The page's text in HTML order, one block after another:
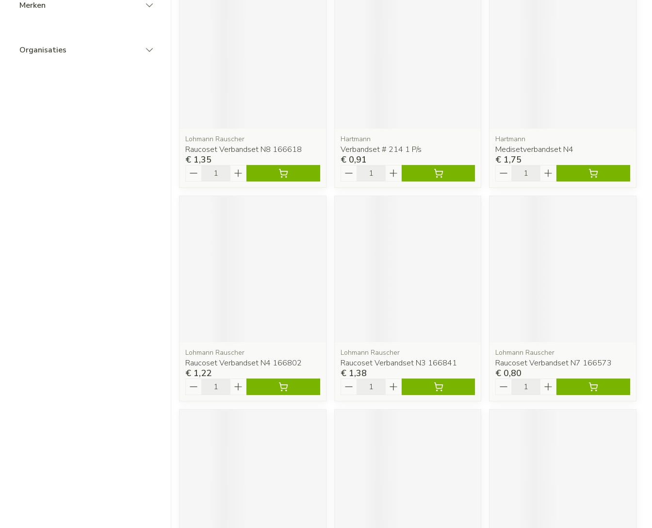
Merken
Organisaties
Lohmann Rauscher
Raucoset Verbandset N8 166618
€ 1,35
Hartmann
Verbandset # 214 1 P/s
€ 0,91
Hartmann
Medisetverbandset N4
€ 1,75
Lohmann Rauscher
Raucoset Verbandset N4 166802
€ 1,22
Lohmann Rauscher
Raucoset Verbandset N3 166841
€ 1,38
Lohmann Rauscher
Raucoset Verbandset N7 166573
€ 0,80